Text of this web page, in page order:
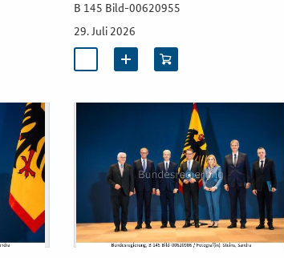
B 145 Bild-00620955
29. Juli 2026